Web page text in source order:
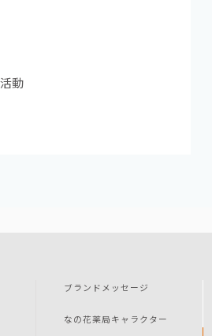
動
ブランドメッセージ
なの花薬局キャラクター